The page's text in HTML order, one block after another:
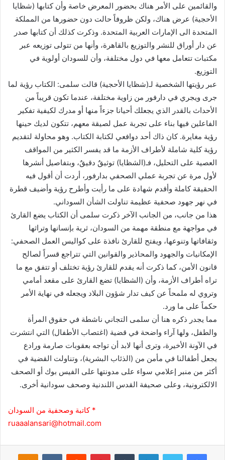
والقائمين على الأمر هناك بحضور المعرض خاصة وأن كتابها (شظايا
الأحجية) عرض هناك، ولكن ظروفاً حالت دون حضورها من المملكة
المتحدة الى الإمارات العربية المتحدة. وذكرت كذلك أن كتابها صدر
عن دار أوراق للنشر والتوزيع بالقاهرة، وأنها من تتولى توزيعه عبر
مكتبات تتعامل معها في دول مختلفة، وأن للسودان أولوية في
التوزيع.
عبر رؤيتها الشخصية لـ(شظايا الأحجية) قالت سلمى: الكتاب رؤية لما
جرى ويجري في دارفور من زاوية مختلفة، عندما تكون قريباً من
الأحداث بالقدر الذي يجعلك أحيانا جزءاً منها أو مدرك لكيفية تفكير
الفاعلين فيها بناء على تجربة عمل لصيقة معهم، تتكون لديك حينها
رؤية مغايرة. كان ذاك أحد دوافعي لكتابة الكتاب. وهو محاولة لتقديم
رؤية كلية شاملة لأطراف الأزمة ما قد يفسر الكثير من المواقف
العصية على التحليل، فـ(الشظايا) توثيقٌ دقيقٌ، وبتفاصيل أنشرها
لأول مرة عن تجربة عملي الصحفي بدارفور، أردت أن أقول فيه
الحقيقة كاملة وأقدم شهادة على ما رأيت وأطرح رؤية وأضيف قطرة
في نهر جهود صحفية عظيمة تناولت الشأن السوداني.
هذا من جانب، من الجانب الآخر ذكرت سلمى أن الكتاب يضع القارئ
في مواجهة مع منطقة مهمة من السودان، ثرية بإنسانها وتراثها
وثقافاتها وتنوعها، ويفتح للقارئ نافذة على كواليس العمل الصحفي:
الإمكانيات والجهود والمحاذير والقوانين التي تتراجع قسراً لصالح
قانون الأمن، كما ذكرت أنه يقدم للقارئ رؤية تختلف أو تتفق مع ما
تراه أطراف الأزمة، وأن (الشظايا) تضع القارئ على مقعد أمامي
وتروي له ملمحاً عن كيف تدار شؤون البلاد ويجعله في نهاية الأمر
حكماً على ما ورد.
مما يجدر ذكره هنا أن سلمى التجاني ناشطة في حقوق المرأة
والطفل، ولها آراء واضحة في قضية (اغتصاب الأطفال) التي انتشرت
في الآونة الأخيرة، وترى أنها لابد أن تواجه بعقوبات صارمة ورادع
يجعل أطفالنا في مأمن من (الذئاب البشرية)، وتناولت القضية في
أكثر من منبر إعلامي سواء على مدونتها على الفيس بوك أو الصحف
الالكترونية، وعلى صحيفة القدس اللندنية وصحف سودانية أخرى.
* كاتبة وصحفية من السودان
ruaaalansari@hotmail.com
فيسبوك لينكدإن بينتيريست